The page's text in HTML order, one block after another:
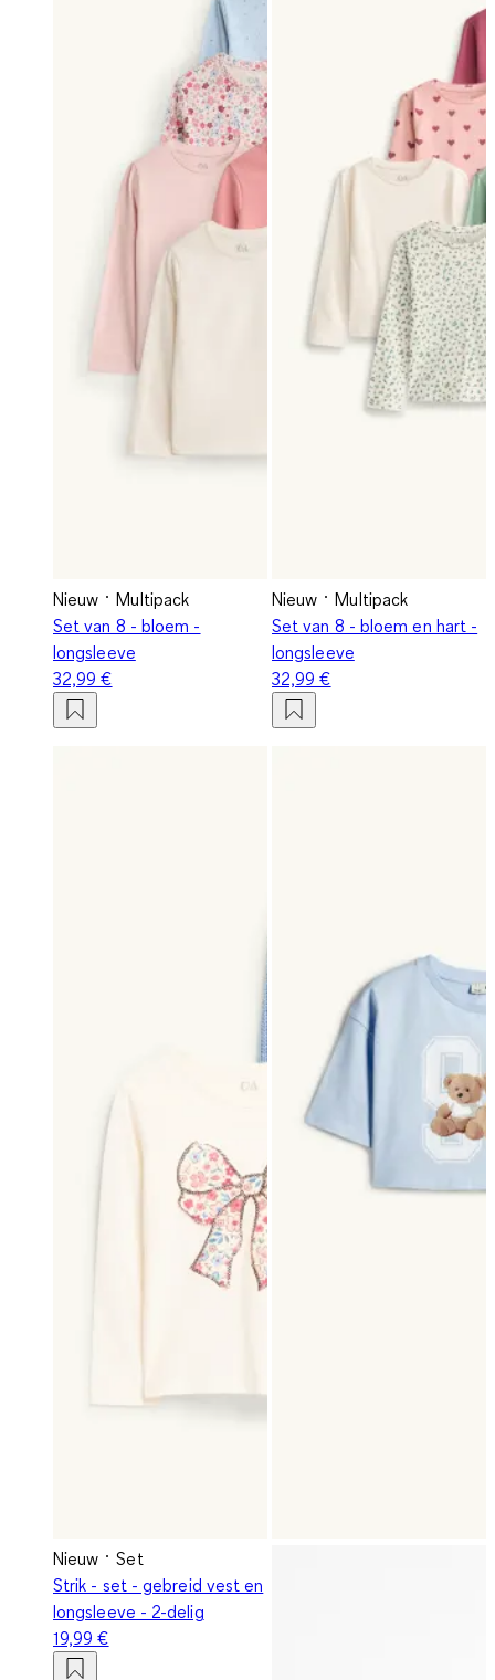
Nieuw
Multipack
Set van 8 - bloem -
longsleeve
32,99 €
Nieuw
Multipack
Set van 8 - bloem en hart -
longsleeve
32,99 €
Nieuw
Set
Strik - set - gebreid vest en
longsleeve - 2-delig
19,99 €